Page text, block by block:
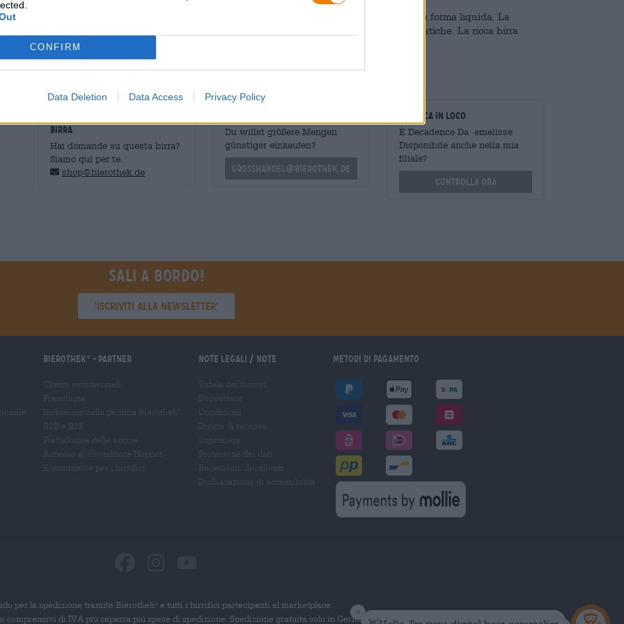
CONFIRM
Data Deletion Data Access Privacy Policy
Consigliamo questa birra a tutti coloro che amano consumare il proprio dessert in forma liquida. La
decadenza sarà molto divertente anche per gli appassionati di birre dolci e aromatiche. La ricca birra
scura dei Paesi Bassi è una meraviglia!
BIRRA
Hai domande su questa birra?
Siamo qui per te.
shop@bierothek.de
Du willst größere Mengen
günstiger einkaufen?
grosshandel@bierothek.de
Verifica in loco
È Decadence Da emelisse
Disponibile anche nella mia
filiale?
Controlla ora
Sali a bordo!
'Iscriviti alla newsletter'
Bierothek - Partner Note legali / Note Metodi di pagamento
per la spedizione tramite Bierothek
e tutti i birrifici partecipanti al marketplace
comprensivi di IVA più caparra più spese di spedizione. Spedizione gratuita solo in Germania.